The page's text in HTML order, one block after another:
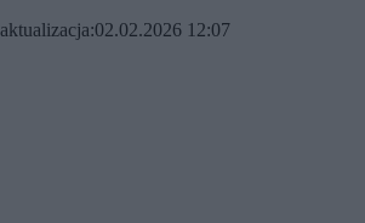
02.02.2026 12:07